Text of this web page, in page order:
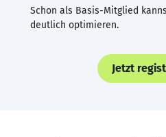
Schon als Basis-Mitglied
deutlich optimieren.
Jetzt